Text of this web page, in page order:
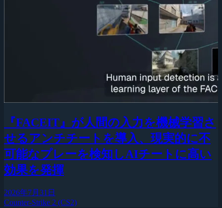
『FACEIT』が人間の入力を機械学習さ
せるアンチチートを導入、現実的に不
可能なプレーを検知しAIチートに高い
効果を発揮
2026年7月31日
Counter-Strike 2 (CS2)